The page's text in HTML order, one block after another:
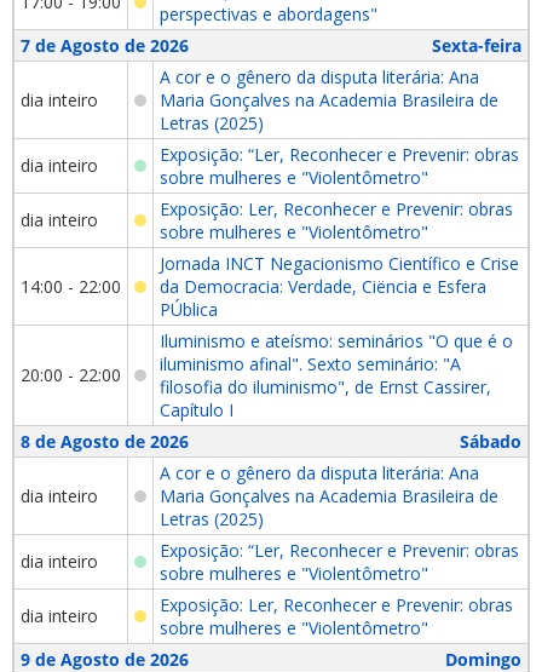
perspectivas e abordagens"
7 de Agosto de 2026
Sexta-feira
dia inteiro
A cor e o gênero da disputa literária: Ana
Maria Gonçalves na Academia Brasileira de
Letras (2025)
dia inteiro
Exposição: “Ler, Reconhecer e Prevenir: obras
sobre mulheres e "Violentômetro"
dia inteiro
Exposição: Ler, Reconhecer e Prevenir: obras
sobre mulheres e "Violentômetro"
14:00 - 22:00
Jornada INCT Negacionismo Científico e Crise
da Democracia: Verdade, Ciëncia e Esfera
PÚblica
20:00 - 22:00
Iluminismo e ateísmo: seminários "O que é o
iluminismo afinal". Sexto seminário: "A
filosofia do iluminismo", de Ernst Cassirer,
Capítulo I
8 de Agosto de 2026
Sábado
dia inteiro
A cor e o gênero da disputa literária: Ana
Maria Gonçalves na Academia Brasileira de
Letras (2025)
dia inteiro
Exposição: “Ler, Reconhecer e Prevenir: obras
sobre mulheres e "Violentômetro"
dia inteiro
Exposição: Ler, Reconhecer e Prevenir: obras
sobre mulheres e "Violentômetro"
9 de Agosto de 2026
Domingo